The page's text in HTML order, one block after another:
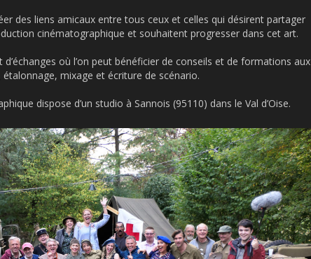
des liens amicaux entre tous ceux et celles qui désirent partager
cinématographique et souhaitent progresser dans cet art.
où l’on peut bénéficier de conseils et de formations aux
mixage et écriture de scénario.
dispose d’un studio à Sannois (95110) dans le Val d’Oise.